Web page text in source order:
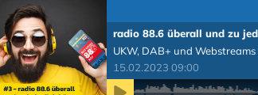
radio 88.6 überall und zu
UKW, DAB+ und
15.02.2023 09:00
Zeit